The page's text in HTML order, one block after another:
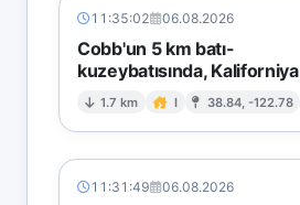
11:35:02 06.08.2026
Cobb'un 5 km batı-
kuzeybatısında, Kaliforniya
1.7 km I 38.84, -122.78
11:31:49 06.08.2026